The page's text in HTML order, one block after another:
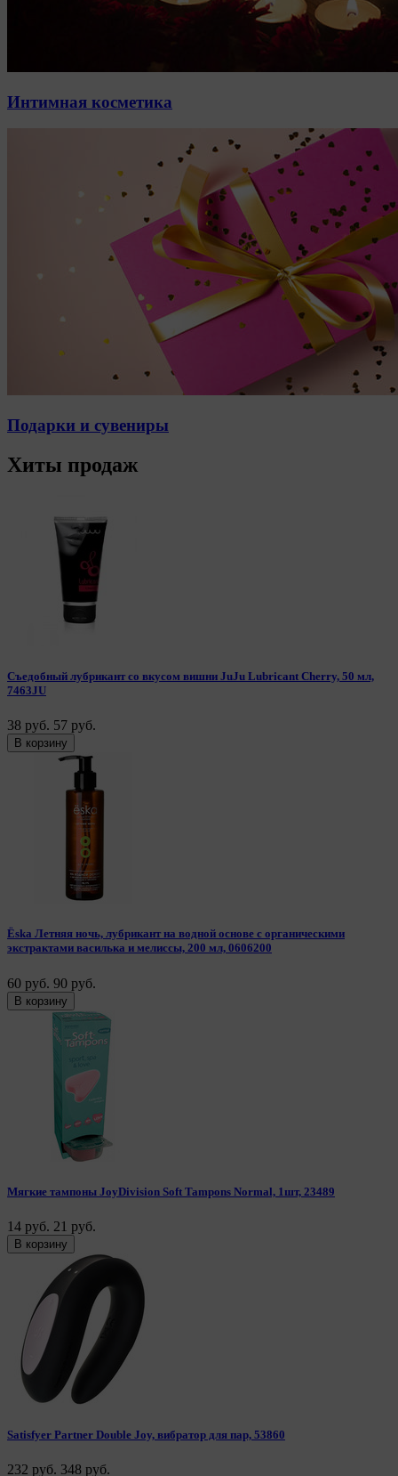
Интимная косметика
Подарки и сувениры
Хиты продаж
Съедобный лубрикант со вкусом вишни JuJu Lubricant Cherry, 50 мл,
7463JU
38 руб. 57 руб.
В корзину
Ёska Летняя ночь, лубрикант на водной основе с органическими
экстрактами василька и мелиссы, 200 мл, 0606200
60 руб. 90 руб.
В корзину
Мягкие тампоны JoyDivision Soft Tampons Normal, 1шт, 23489
14 руб. 21 руб.
В корзину
Satisfyer Partner Double Joy, вибратор для пар, 53860
232 руб. 348 руб.